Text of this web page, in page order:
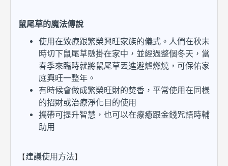
鼠尾草的魔法傳說
使用在致療跟繁榮興旺家族的儀式。人們在秋末
時切下鼠尾草懸掛在家中，並經過整個冬天，當
春季來臨時就將鼠尾草丟進避爐燃燒，可保佑家
庭興旺一整年。
有時候會做成繁榮旺財的焚香，平常使用在同樣
的招財或治療淨化目的使用
攜帶可提升智慧，也可以在療癒跟金錢咒語時輔
助用
【建議使用方法】